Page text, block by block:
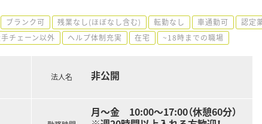
ブランク可 残業なし(ほぼなし含む) 転勤なし 車通勤可
認定
チェーン以外 ヘルプ体制充実 在宅 ~18時までの職場
法人名 非公開
月～金 10:00～17:00（休憩60分）